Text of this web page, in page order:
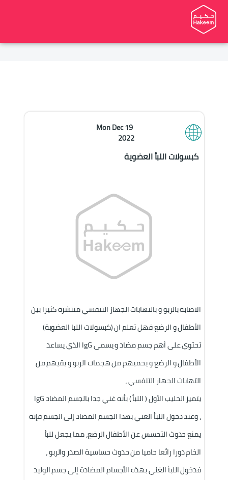
Mon Dec 19
2022
كبسولات اللبأ العضوية
الاصابة بالربو و بالتهابات الجهاز التنفسي منتشرة كثيرا بين
الأطفال و الرضع فهل تعلم ان (كبسولات اللبا العضوية)
تحتوي على أهم جسم مضاد و يسمى IgG الذي يساعد
الأطفال و الرضع و يحميهم من هجمات الربو و يقيهم من
التهابات الجهاز التنفسي ،
يتميز الحليب الأول ( اللبأ ) بأنه غني جدا بالجسم المضاد IgG
، وعند دخول اللبأ الغني بهذا الجسم المضاد إلى الجسم فإنه
يمنع حدوث التحسس عن الأطفال الرضع، مما يجعل للبأ
الخام دورا رائعا حاميا من حدوث حساسية الصدر والربو ،
فدخول اللبأ الغني بهذه الأجسام المضادة إلى جسم الوليد